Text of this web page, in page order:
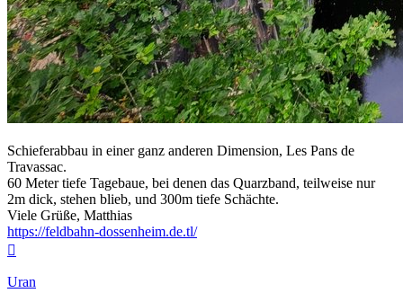
Schieferabbau in einer ganz anderen Dimension, Les Pans de
Travassac.
60 Meter tiefe Tagebaue, bei denen das Quarzband, teilweise nur
2m dick, stehen blieb, und 300m tiefe Schächte.
Viele Grüße, Matthias
https://feldbahn-dossenheim.de.tl/
Uran